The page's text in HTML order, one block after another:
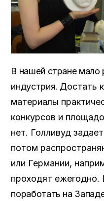
В нашей стране мало
индустрия. Достать
материалы
конкурсов и
нет. Голливуд
потом
или Германии,
проходят ежегодно.
поработать на